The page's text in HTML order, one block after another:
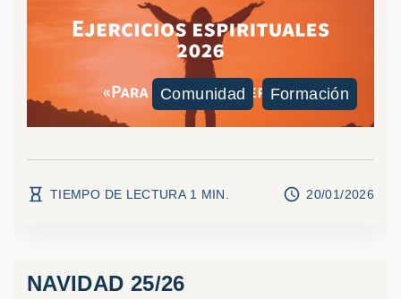
Comunidad Formación
TIEMPO DE LECTURA 1 MIN. 20/01/2026
NAVIDAD 25/26